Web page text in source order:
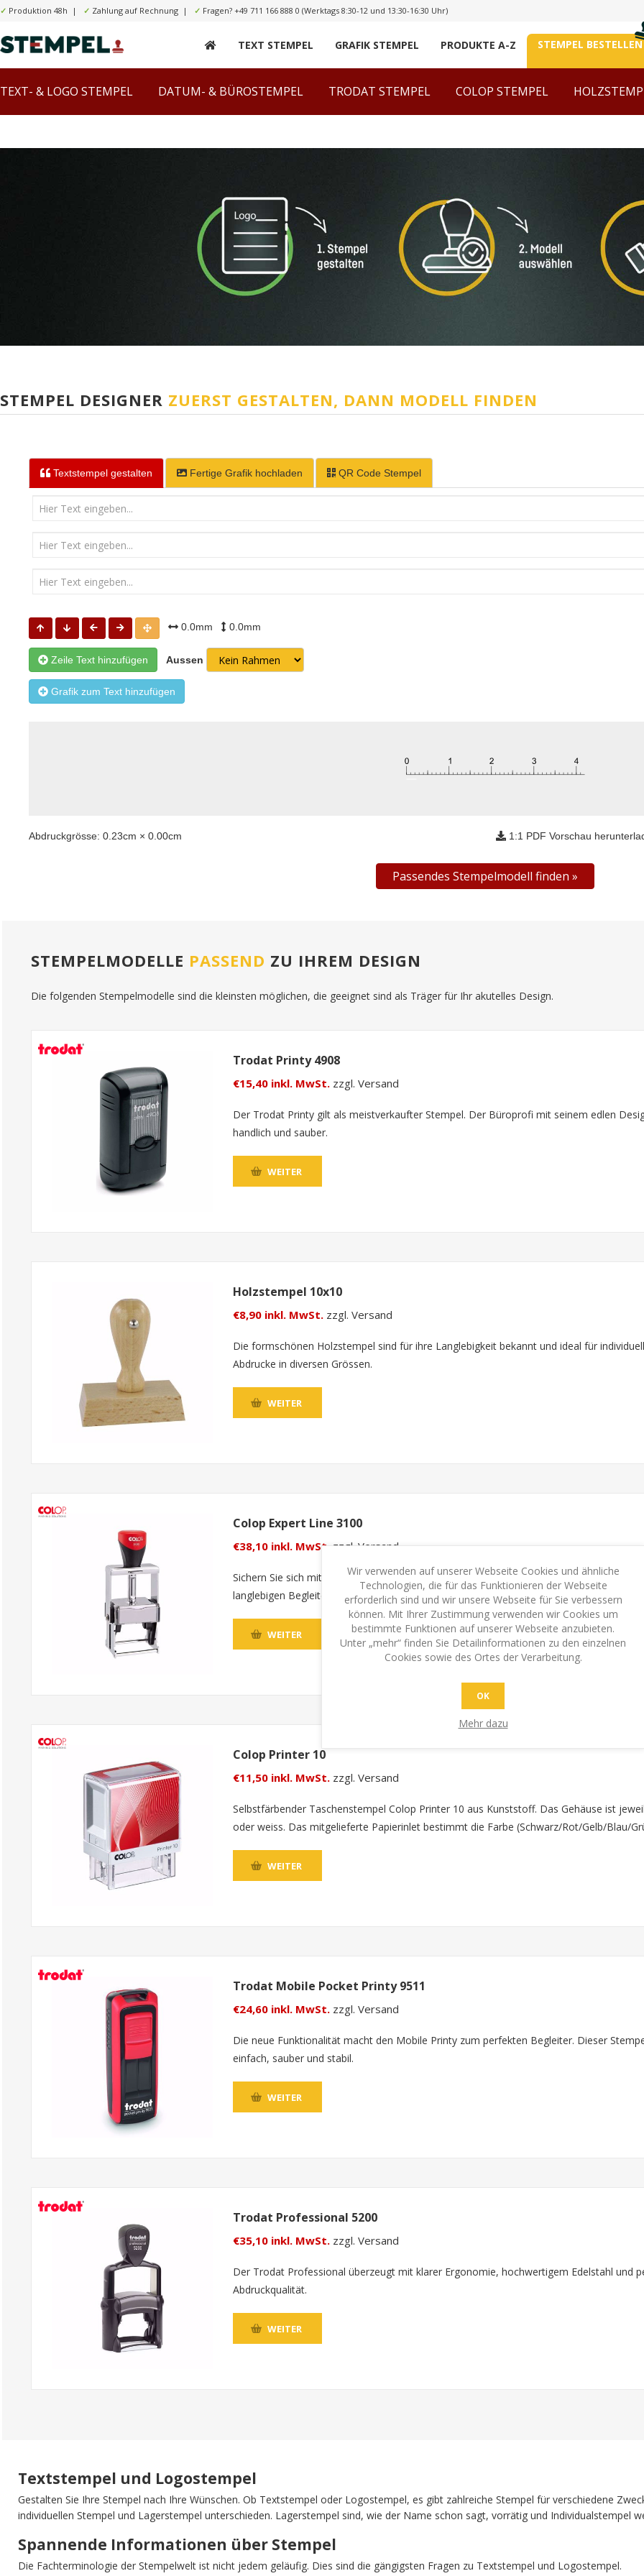
✓ Produktion 48h | ✓ Zahlung auf Rechnung | ✓ Fragen? +49 711 166 888 0 (Werktags 8:30-12 und 13:30-16:30 Uhr)
TEXT STEMPEL GRAFIK STEMPEL PRODUKTE A-Z STEMPEL BESTELLEN
TEXT- & LOGO STEMPEL DATUM- & BÜROSTEMPEL TRODAT STEMPEL COLOP STEMPEL
STEMPEL DESIGNER ZUERST GESTALTEN, DANN MODELL FINDEN
Textstempel gestalten Fertige Grafik hochladen QR Code Stempel
0.0mm 0.0mm
Zeile Text hinzufügen Aussen
Grafik zum Text hinzufügen
Abdruckgrösse: 0.23cm × 0.00cm 1:1 PDF Vorschau
Passendes Stempelmodell finden
STEMPELMODELLE PASSEND ZU IHREM DESIGN
Die folgenden Stempelmodelle sind die kleinsten möglichen, die geeignet sind als Träger für Ihr akutelles Design.
Trodat Printy 4908
€15,40 inkl. MwSt. zzgl. Versand
Der Trodat Printy gilt als meistverkaufter Stempel. Der Büroprofi mit seinem edlen
handlich und sauber.
WEITER
Holzstempel 10x10
€8,90 inkl. MwSt. zzgl. Versand
Die formschönen Holzstempel sind für ihre Langlebigkeit bekannt und ideal für
Abdrucke in diversen Grössen.
WEITER
Colop Expert Line 3100
€38,10 inkl. MwSt. zzgl. Versand
Sichern Sie sich mit dem Selbstfärbestempel Colop Expert 3100 einen zuverlässigen und
langlebigen Begleiter für die Routinearbeiten im Büro.
WEITER
Colop Printer 10
€11,50 inkl. MwSt. zzgl. Versand
Selbstfärbender Taschenstempel Colop Printer 10 aus Kunststoff. Das Gehäuse ist
oder weiss. Das mitgelieferte Papierinlet bestimmt die Farbe (Schwarz/Rot/Gelb/Blau/
WEITER
Trodat Mobile Pocket Printy 9511
€24,60 inkl. MwSt. zzgl. Versand
Die neue Funktionalität macht den Mobile Printy zum perfekten Begleiter. Dieser
einfach, sauber und stabil.
WEITER
Trodat Professional 5200
€35,10 inkl. MwSt. zzgl. Versand
Der Trodat Professional überzeugt mit klarer Ergonomie, hochwertigem Edelstahl und
Abdruckqualität.
WEITER
Textstempel und Logostempel
Gestalten Sie Ihre Stempel nach Ihre Wünschen. Ob Textstempel oder Logostempel, es gibt zahlreiche Stempel für verschiedene
individuellen Stempel und Lagerstempel unterschieden. Lagerstempel sind, wie der Name schon sagt, vorrätig und Individualstempel
Spannende Informationen über Stempel
Die Fachterminologie der Stempelwelt ist nicht jedem geläufig. Dies sind die gängigsten Fragen zu Textstempel und Logostempel.
Wir verwenden auf unserer Webseite Cookies und ähnliche
Technologien, die für das Funktionieren der Webseite
erforderlich sind und wir unsere Webseite für Sie verbessern
können. Mit Ihrer Zustimmung verwenden wir Cookies um
bestimmte Funktionen auf unserer Webseite anzubieten.
Unter „mehr“ finden Sie Detailinformationen zu den einzelnen
Cookies sowie des Ortes der Verarbeitung.
OK
Mehr dazu